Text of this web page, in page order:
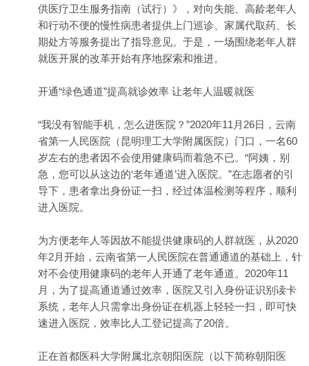
供医疗卫生服务指南（试行）》，对向失能、高龄老年人
和行动不便的慢性病患者提供上门巡诊、家属代取药、长
期处方等服务提出了指导意见。于是，一场围绕老年人群
就医开展的改革开始有序地探索和推进。
开通“绿色通道”提高就诊效率 让老年人温暖就医
“我没有智能手机，怎么进医院？”2020年11月26日，云南
省第一人民医院（昆明理工大学附属医院）门口，一名60
岁左右的患者因不会使用健康码而着急不已。“阿姨，别
急，您可以从这边的‘老年通道’进入医院。”在志愿者的引
导下，患者拿出身份证一扫，经过体温检测等程序，顺利
进入医院。
为方便老年人等因故不能提供健康码的人群就医，从2020
年2月开始，云南省第一人民医院在普通通道的基础上，针
对不会使用健康码的老年人开通了老年通道。2020年11
月，为了提高通道通过效率，医院又引入身份证识别读卡
系统，老年人只需拿出身份证在机器上轻轻一扫，即可快
速进入医院，效率比人工登记提高了20倍。
正在首都医科大学附属北京朝阳医院（以下简称朝阳医